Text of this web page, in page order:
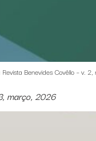
Benevides Covêllo – v.
março, 2026